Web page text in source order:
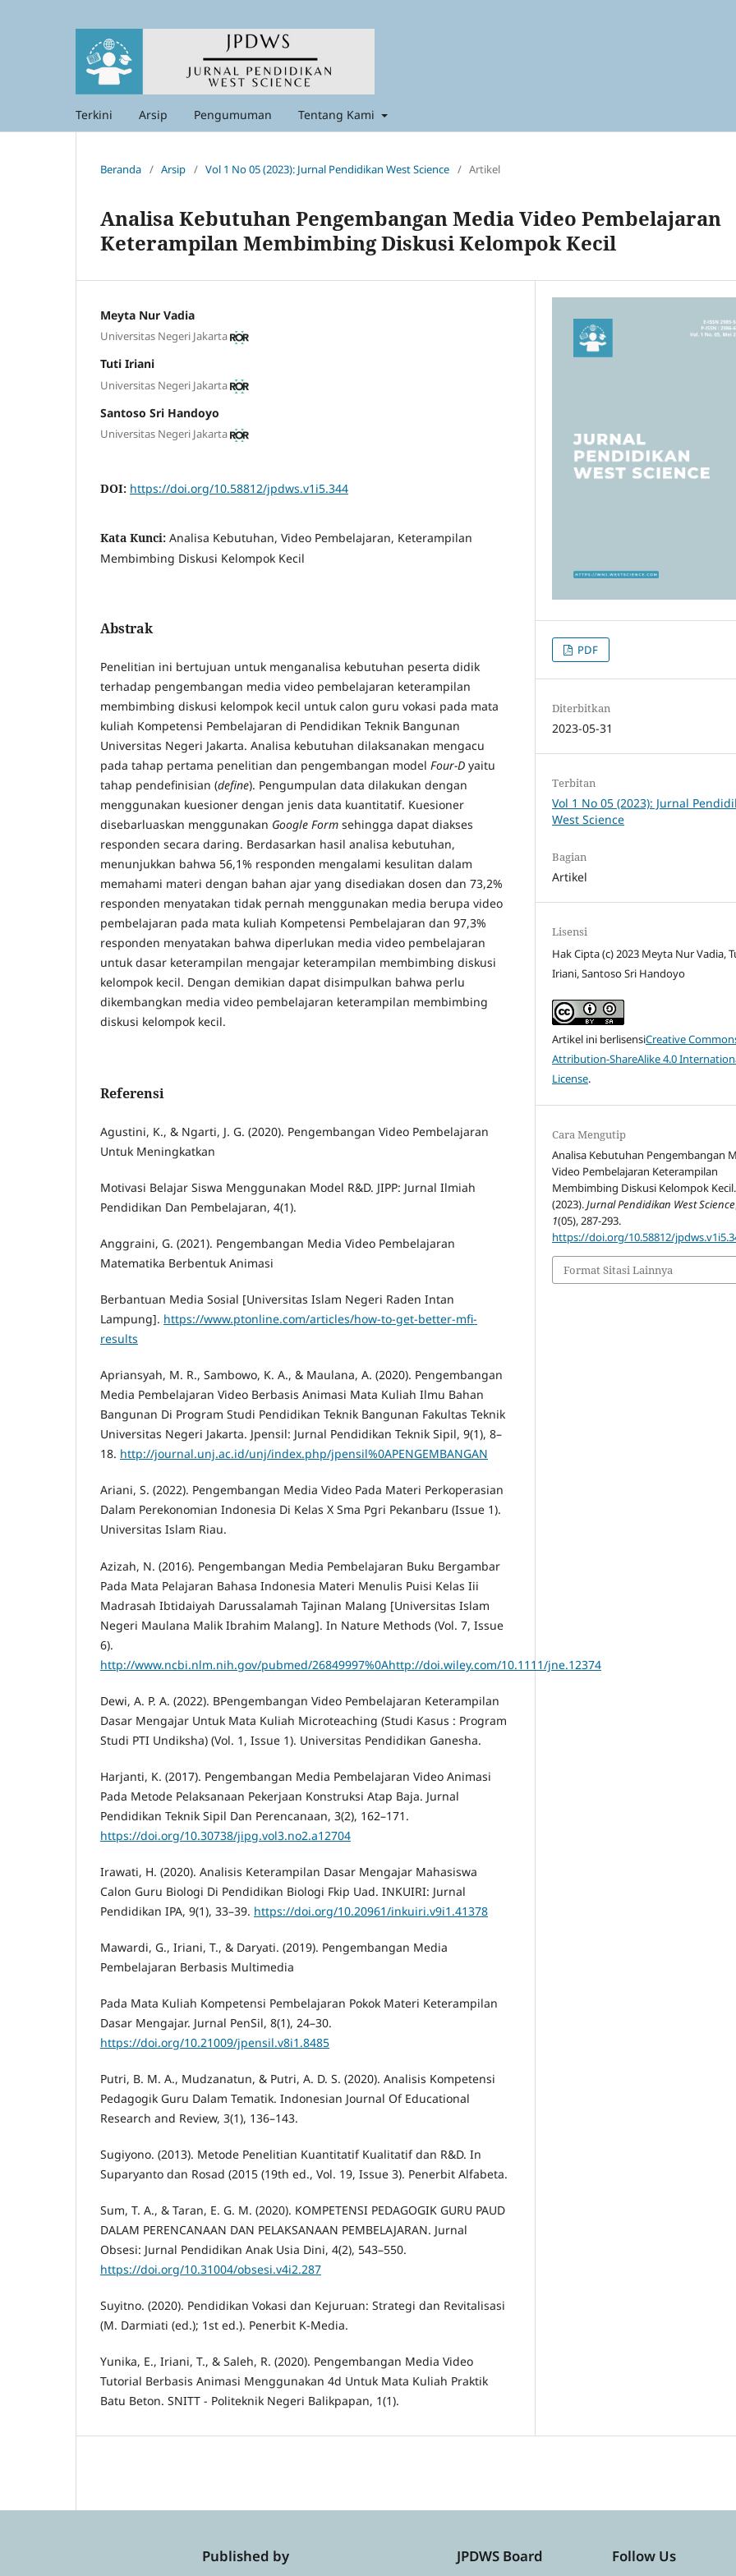
Terkini Arsip Pengumuman Tentang Kami
Beranda / Arsip / Vol 1 No 05 (2023): Jurnal Pendidikan West Science / Artikel
Analisa Kebutuhan Pengembangan Media Video Pembelajaran
Keterampilan Membimbing Diskusi Kelompok Kecil
Meyta Nur Vadia
Universitas Negeri Jakarta
Tuti Iriani
Universitas Negeri Jakarta
Santoso Sri Handoyo
Universitas Negeri Jakarta
DOI: https://doi.org/10.58812/jpdws.v1i5.344
Kata Kunci: Analisa Kebutuhan, Video Pembelajaran, Keterampilan
Membimbing Diskusi Kelompok Kecil
Abstrak
Penelitian ini bertujuan untuk menganalisa kebutuhan peserta didik
terhadap pengembangan media video pembelajaran keterampilan
membimbing diskusi kelompok kecil untuk calon guru vokasi pada mata
kuliah Kompetensi Pembelajaran di Pendidikan Teknik Bangunan
Universitas Negeri Jakarta. Analisa kebutuhan dilaksanakan mengacu
pada tahap pertama penelitian dan pengembangan model Four-D yaitu
tahap pendefinisian (define). Pengumpulan data dilakukan dengan
menggunakan kuesioner dengan jenis data kuantitatif. Kuesioner
disebarluaskan menggunakan Google Form sehingga dapat diakses
responden secara daring. Berdasarkan hasil analisa kebutuhan,
menunjukkan bahwa 56,1% responden mengalami kesulitan dalam
memahami materi dengan bahan ajar yang disediakan dosen dan 73,2%
responden menyatakan tidak pernah menggunakan media berupa video
pembelajaran pada mata kuliah Kompetensi Pembelajaran dan 97,3%
responden menyatakan bahwa diperlukan media video pembelajaran
untuk dasar keterampilan mengajar keterampilan membimbing diskusi
kelompok kecil. Dengan demikian dapat disimpulkan bahwa perlu
dikembangkan media video pembelajaran keterampilan membimbing
diskusi kelompok kecil.
Referensi
Agustini, K., & Ngarti, J. G. (2020). Pengembangan Video Pembelajaran
Untuk Meningkatkan
Motivasi Belajar Siswa Menggunakan Model R&D. JIPP: Jurnal Ilmiah
Pendidikan Dan Pembelajaran, 4(1).
Anggraini, G. (2021). Pengembangan Media Video Pembelajaran
Matematika Berbentuk Animasi
Berbantuan Media Sosial [Universitas Islam Negeri Raden Intan
Lampung]. https://www.ptonline.com/articles/how-to-get-better-mfi-
results
Apriansyah, M. R., Sambowo, K. A., & Maulana, A. (2020). Pengembangan
Media Pembelajaran Video Berbasis Animasi Mata Kuliah Ilmu Bahan
Bangunan Di Program Studi Pendidikan Teknik Bangunan Fakultas Teknik
Universitas Negeri Jakarta. Jpensil: Jurnal Pendidikan Teknik Sipil, 9(1), 8–
18. http://journal.unj.ac.id/unj/index.php/jpensil%0APENGEMBANGAN
Ariani, S. (2022). Pengembangan Media Video Pada Materi Perkoperasian
Dalam Perekonomian Indonesia Di Kelas X Sma Pgri Pekanbaru (Issue 1).
Universitas Islam Riau.
Azizah, N. (2016). Pengembangan Media Pembelajaran Buku Bergambar
Pada Mata Pelajaran Bahasa Indonesia Materi Menulis Puisi Kelas Iii
Madrasah Ibtidaiyah Darussalamah Tajinan Malang [Universitas Islam
Negeri Maulana Malik Ibrahim Malang]. In Nature Methods (Vol. 7, Issue
6).
http://www.ncbi.nlm.nih.gov/pubmed/26849997%0Ahttp://doi.wiley.com/10.1111/jne.12374
Dewi, A. P. A. (2022). BPengembangan Video Pembelajaran Keterampilan
Dasar Mengajar Untuk Mata Kuliah Microteaching (Studi Kasus : Program
Studi PTI Undiksha) (Vol. 1, Issue 1). Universitas Pendidikan Ganesha.
Harjanti, K. (2017). Pengembangan Media Pembelajaran Video Animasi
Pada Metode Pelaksanaan Pekerjaan Konstruksi Atap Baja. Jurnal
Pendidikan Teknik Sipil Dan Perencanaan, 3(2), 162–171.
https://doi.org/10.30738/jipg.vol3.no2.a12704
Irawati, H. (2020). Analisis Keterampilan Dasar Mengajar Mahasiswa
Calon Guru Biologi Di Pendidikan Biologi Fkip Uad. INKUIRI: Jurnal
Pendidikan IPA, 9(1), 33–39. https://doi.org/10.20961/inkuiri.v9i1.41378
Mawardi, G., Iriani, T., & Daryati. (2019). Pengembangan Media
Pembelajaran Berbasis Multimedia
Pada Mata Kuliah Kompetensi Pembelajaran Pokok Materi Keterampilan
Dasar Mengajar. Jurnal PenSil, 8(1), 24–30.
https://doi.org/10.21009/jpensil.v8i1.8485
Putri, B. M. A., Mudzanatun, & Putri, A. D. S. (2020). Analisis Kompetensi
Pedagogik Guru Dalam Tematik. Indonesian Journal Of Educational
Research and Review, 3(1), 136–143.
Sugiyono. (2013). Metode Penelitian Kuantitatif Kualitatif dan R&D. In
Suparyanto dan Rosad (2015 (19th ed., Vol. 19, Issue 3). Penerbit Alfabeta.
Sum, T. A., & Taran, E. G. M. (2020). KOMPETENSI PEDAGOGIK GURU PAUD
DALAM PERENCANAAN DAN PELAKSANAAN PEMBELAJARAN. Jurnal
Obsesi: Jurnal Pendidikan Anak Usia Dini, 4(2), 543–550.
https://doi.org/10.31004/obsesi.v4i2.287
Suyitno. (2020). Pendidikan Vokasi dan Kejuruan: Strategi dan Revitalisasi
(M. Darmiati (ed.); 1st ed.). Penerbit K-Media.
Yunika, E., Iriani, T., & Saleh, R. (2020). Pengembangan Media Video
Tutorial Berbasis Animasi Menggunakan 4d Untuk Mata Kuliah Praktik
Batu Beton. SNITT - Politeknik Negeri Balikpapan, 1(1).
PDF
Diterbitkan
2023-05-31
Terbitan
Vol 1 No 05 (2023): Jurnal
West Science
Bagian
Artikel
Lisensi
Hak Cipta (c) 2023 Meyta Nur Vadia,
Iriani, Santoso Sri Handoyo
Artikel ini berlisensiCreative
Attribution-ShareAlike 4.0
License.
Cara Mengutip
Analisa Kebutuhan Pengembangan
Video Pembelajaran Keterampilan
Membimbing Diskusi Kelompok Kecil.
(2023).Jurnal Pendidikan West Science
1(05), 287-293.
https://doi.org/10.58812/
Format Sitasi Lainnya
Published by JPDWS Board Follow Us